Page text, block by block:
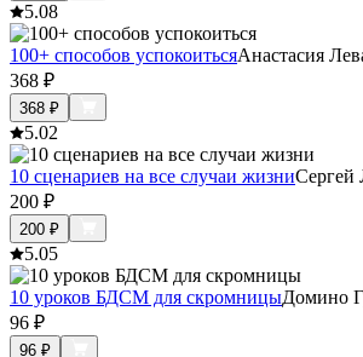
5.08
100+ способов успокоитьсяАнастасия
368 ₽
368 ₽
5.02
10 сценариев на все случаи жизниСергей
200 ₽
200 ₽
5.05
10 уроков БДСМ для скромницыДомино
96 ₽
96 ₽